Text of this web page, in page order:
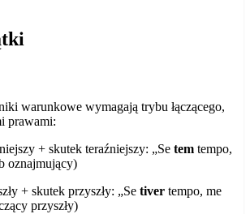
warunkowe wymagają trybu łączącego,
prawami:
+ skutek teraźniejszy: „Se tem tempo,
oznajmujący)
+ skutek przyszły: „Se tiver tempo, me
przyszły)